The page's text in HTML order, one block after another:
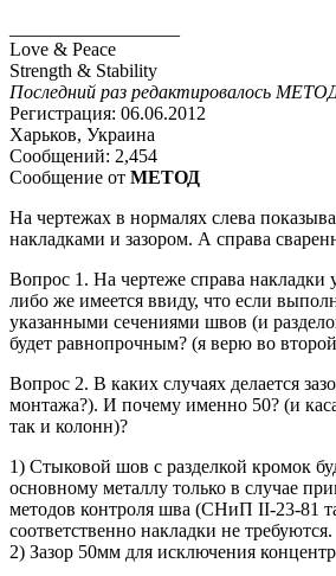
Love & Peace
Strength & Stability
Последний раз редактировалось
Регистрация: 06.06.2012
Харьков, Украина
Сообщений: 2,454
Сообщение от МЕТОД
На чертежах в нормалях слева
накладками и зазором. А справа
Вопрос 1. На чертеже справа накладки
либо же имеется ввиду, что если
указанными сечениями швов (и
будет равнопрочным? (я верю во
Вопрос 2. В каких случаях делается
монтажа?). И почему именно 50? (и
так и колонн)?
1) Стыковой шов с разделкой кромок
основному металлу только в случае
методов контроля шва (СНиП II-23-81
соответственно накладки не требуются.
2) Зазор 50мм для исключения